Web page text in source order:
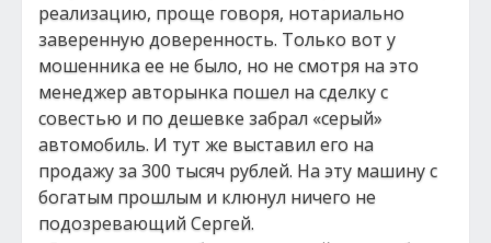
реализацию, проще говоря, нотариально
заверенную доверенность. Только вот у
мошенника ее не было, но не смотря на это
менеджер авторынка пошел на сделку с
совестью и по дешевке забрал «серый»
автомобиль. И тут же выставил его на
продажу за 300 тысяч рублей. На эту машину с
богатым прошлым и клюнул ничего не
подозревающий Сергей.